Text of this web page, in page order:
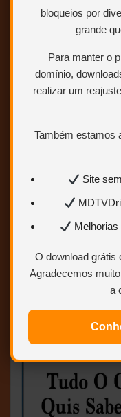
bloqueios por
grande
Para manter o
domínio,
realizar um
Também estamos
Site
O download grátis
Agradecemos
a
Tudo o que
Sobre
Áudio/